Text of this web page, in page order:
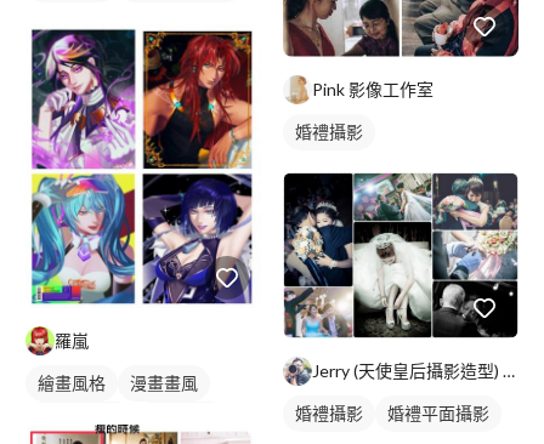
羅嵐
繪畫風格
漫畫畫風
Pink 影像工作室
婚禮攝影
Jerry (天使皇后攝影造型) 台北/高雄
婚禮攝影 婚禮平面攝影